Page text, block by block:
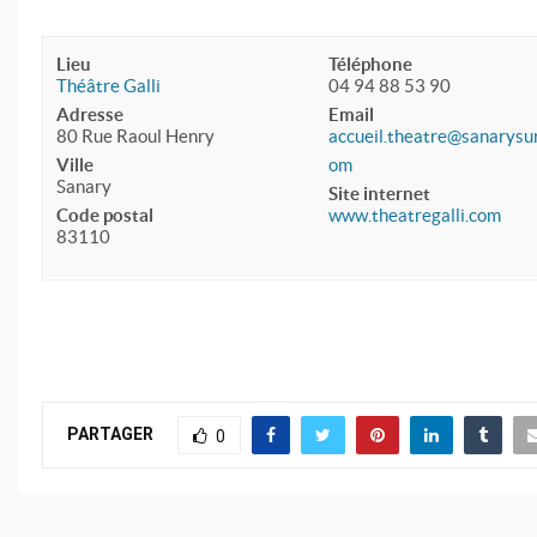
Lieu
Théâtre Galli
Adresse
80 Rue Raoul Henry
Ville
Sanary
Code postal
83110
Téléphone
04 94 88 53 90
Email
om
Site internet
www.theatregalli.com
PARTAGER 0